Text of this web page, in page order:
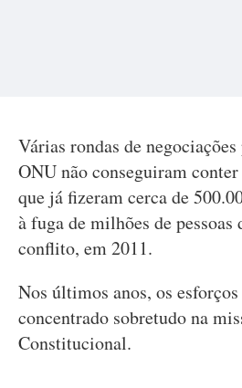
Várias rondas de
ONU não conseguiram
que já fizeram cerca de
à fuga de milhões de
conflito, em 2011.
Nos últimos anos, os
concentrado sobretudo na
Constitucional.